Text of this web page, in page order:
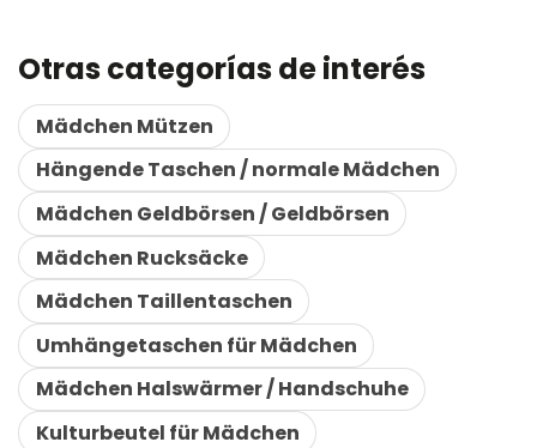
Otras categorías de interés
Mädchen Mützen
Hängende Taschen / normale Mädchen
Mädchen Geldbörsen / Geldbörsen
Mädchen Rucksäcke
Mädchen Taillentaschen
Umhängetaschen für Mädchen
Mädchen Halswärmer / Handschuhe
Kulturbeutel für Mädchen